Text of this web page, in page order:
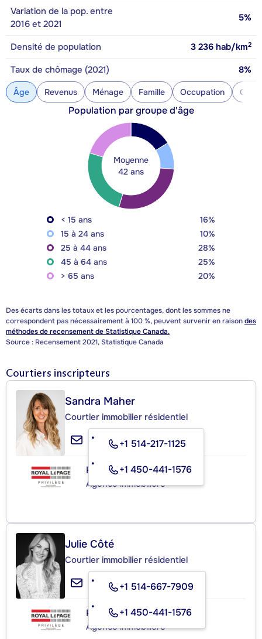
Variation de la pop. entre
2016 et 2021
5%
Densité de population 3 236 hab/km2
Taux de chômage (2021) 8%
Âge Revenus Ménage Famille Occupation
Population par groupe d'âge
Moyenne
42 ans
< 15 ans
16%
15 à 24 ans
10%
25 à 44 ans
28%
45 à 64 ans
25%
> 65 ans
20%
Des écarts dans les totaux et les pourcentages, dont les sommes ne
correspondent pas nécessairement à 100 %, peuvent survenir en raisondes
méthodes de recensement de Statistique Canada.
Source : Recensement 2021, Statistique Canada
Courtiers inscripteurs
Sandra Maher
Courtier immobilier résidentiel
+1 514-217-1125
+1 450-441-1576
ROYAL LEPAGE PRIVILÈGE
Agence immobilière
Julie Côté
Courtier immobilier résidentiel
+1 514-667-7909
+1 450-441-1576
ROYAL LEPAGE PRIVILÈGE
Agence immobilière